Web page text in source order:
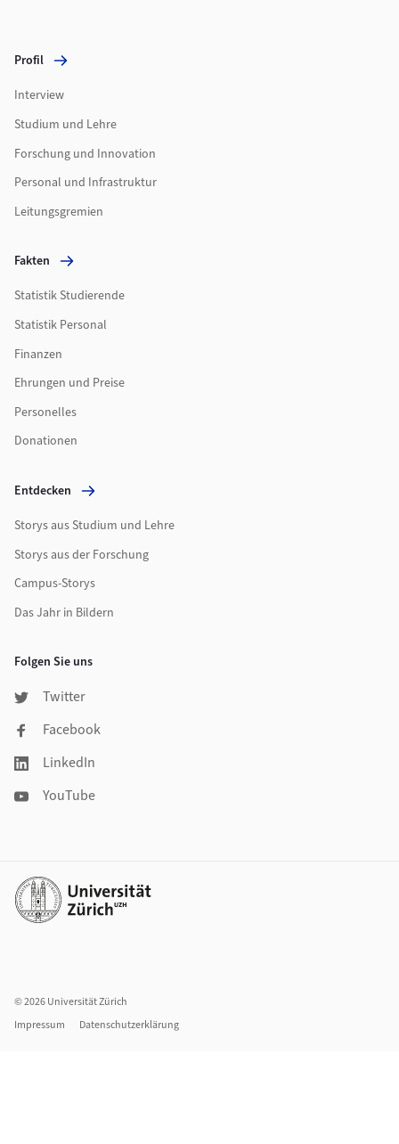
Profil
Interview
Studium und Lehre
Forschung und Innovation
Personal und Infrastruktur
Leitungsgremien
Fakten
Statistik Studierende
Statistik Personal
Finanzen
Ehrungen und Preise
Personelles
Donationen
Entdecken
Storys aus Studium und Lehre
Storys aus der Forschung
Campus-Storys
Das Jahr in Bildern
Folgen Sie uns
Twitter
Facebook
LinkedIn
YouTube
© 2026 Universität Zürich
Impressum
Datenschutzerklärung